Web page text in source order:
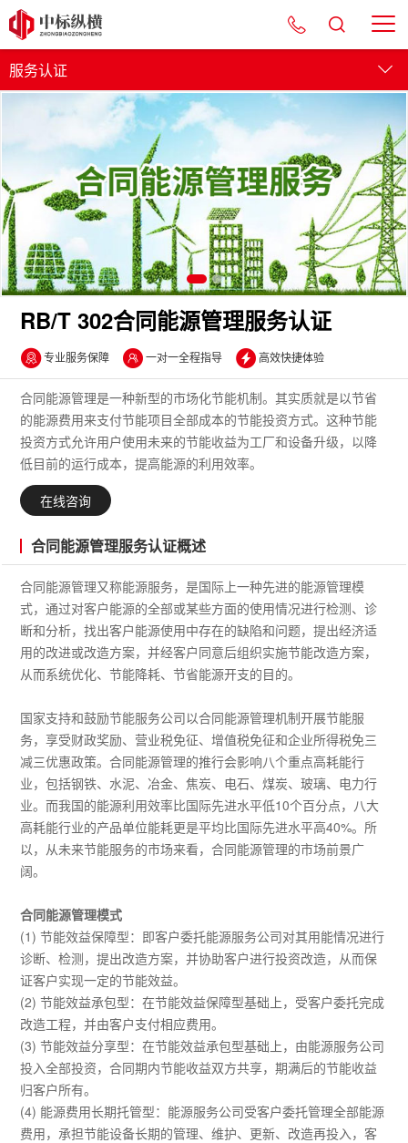
服务认证
管理体系
服务认证
产品认证
资质认证
RB/T 302合同能源管理服务认证
专业服务保障 一对一全程指导 高效快捷体验
合同能源管理是一种新型的市场化节能机制。其实质就是以节省
的能源费用来支付节能项目全部成本的节能投资方式。这种节能
投资方式允许用户使用未来的节能收益为工厂和设备升级，以降
低目前的运行成本，提高能源的利用效率。
在线咨询
合同能源管理服务认证概述
合同能源管理又称能源服务，是国际上一种先进的能源管理模
式，通过对客户能源的全部或某些方面的使用情况进行检测、诊
断和分析，找出客户能源使用中存在的缺陷和问题，提出经济适
用的改进或改造方案，并经客户同意后组织实施节能改造方案，
从而系统优化、节能降耗、节省能源开支的目的。
国家支持和鼓励节能服务公司以合同能源管理机制开展节能服
务，享受财政奖励、营业税免征、增值税免征和企业所得税免三
减三优惠政策。合同能源管理的推行会影响八个重点高耗能行
业，包括钢铁、水泥、冶金、焦炭、电石、煤炭、玻璃、电力行
业。而我国的能源利用效率比国际先进水平低10个百分点，八大
高耗能行业的产品单位能耗更是平均比国际先进水平高40%。所
以，从未来节能服务的市场来看，合同能源管理的市场前景广
阔。
合同能源管理模式
(1) 节能效益保障型：即客户委托能源服务公司对其用能情况进行
诊断、检测，提出改造方案，并协助客户进行投资改造，从而保
证客户实现一定的节能效益。
(2) 节能效益承包型：在节能效益保障型基础上，受客户委托完成
改造工程，并由客户支付相应费用。
(3) 节能效益分享型：在节能效益承包型基础上，由能源服务公司
投入全部投资，合同期内节能收益双方共享，期满后的节能收益
归客户所有。
(4) 能源费用长期托管型：能源服务公司受客户委托管理全部能源
费用，承担节能设备长期的管理、维护、更新、改造再投入，客